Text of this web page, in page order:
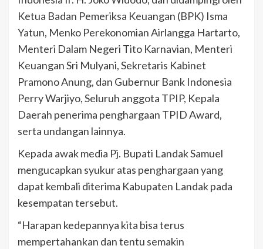
Ketua Badan Pemeriksa Keuangan (BPK) Isma
Yatun, Menko Perekonomian Airlangga Hartarto,
Menteri Dalam Negeri Tito Karnavian, Menteri
Keuangan Sri Mulyani, Sekretaris Kabinet
Pramono Anung, dan Gubernur Bank Indonesia
Perry Warjiyo, Seluruh anggota TPIP, Kepala
Daerah penerima penghargaan TPID Award,
serta undangan lainnya.
Kepada awak media Pj. Bupati Landak Samuel
mengucapkan syukur atas penghargaan yang
dapat kembali diterima Kabupaten Landak pada
kesempatan tersebut.
“Harapan kedepannya kita bisa terus
mempertahankan dan tentu semakin